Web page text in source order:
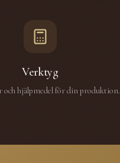
Verktyg
och hjälpmedel för din produktion.